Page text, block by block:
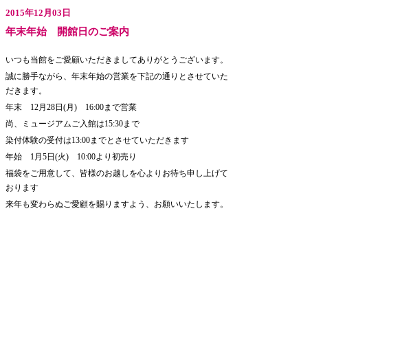
2015年12月03日
年末年始 開館日のご案内
いつも当館をご愛顧いただきましてありがとうございます。
誠に勝手ながら、年末年始の営業を下記の通りとさせていた
だきます。
年末 12月28日(月) 16:00まで営業
尚、ミュージアムご入館は15:30まで
染付体験の受付は13:00までとさせていただきます
年始 1月5日(火) 10:00より初売り
福袋をご用意して、皆様のお越しを心よりお待ち申し上げて
おります
来年も変わらぬご愛顧を賜りますよう、お願いいたします。